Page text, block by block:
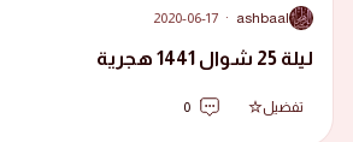
A
ashbaal
·
2020-06-17
ليلة 25 شوال 1441 هجرية
تفضيل 0